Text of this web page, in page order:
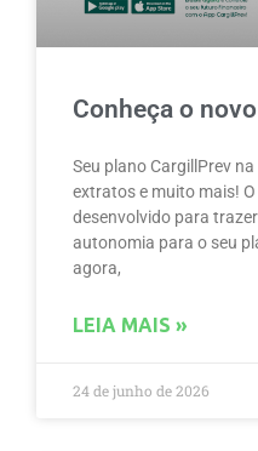
Conheça o
Seu plano CargillPrev
extratos e muito mais!
desenvolvido para
autonomia para o seu
agora,
LEIA MAIS »
24 de junho de 2026